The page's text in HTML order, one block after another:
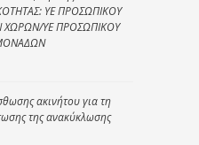
ΥΕ ΠΡΟΣΩΠΙΚΟΥ
ΧΩΡΩΝ/ΥΕ ΠΡΟΣΩΠΙΚΟΥ
ακινήτου για τη
της ανακύκλωσης